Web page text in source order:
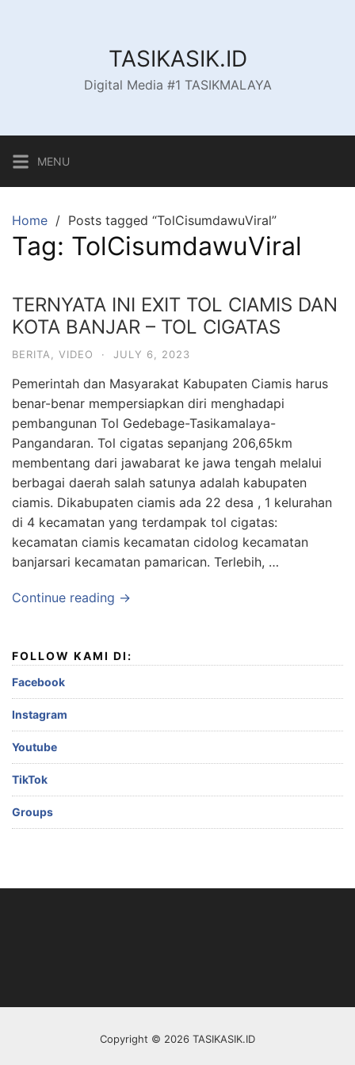
TASIKASIK.ID
Digital Media #1 TASIKMALAYA
MENU
Home Posts tagged “TolCisumdawuViral”
Tag: TolCisumdawuViral
TERNYATA INI EXIT TOL CIAMIS DAN
KOTA BANJAR – TOL CIGATAS
BERITA VIDEO · JULY 6, 2023
Pemerintah dan Masyarakat Kabupaten Ciamis harus
benar-benar mempersiapkan diri menghadapi
pembangunan Tol Gedebage-Tasikamalaya-
Pangandaran. Tol cigatas sepanjang 206,65km
membentang dari jawabarat ke jawa tengah melalui
berbagai daerah salah satunya adalah kabupaten
ciamis. Dikabupaten ciamis ada 22 desa , 1 kelurahan
di 4 kecamatan yang terdampak tol cigatas:
kecamatan ciamis kecamatan cidolog kecamatan
banjarsari kecamatan pamarican. Terlebih, …
Continue reading →
FOLLOW KAMI DI:
Facebook
Instagram
Youtube
TikTok
Groups
Copyright © 2026 TASIKASIK.ID